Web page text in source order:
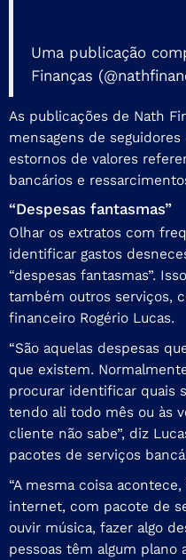
Uma publicação
Finanças
As publicações de Nath
mensagens de
estornos de valores
bancários e
“Despesas fantasmas”
Olhar os extratos com
identificar gastos
“despesas fantasmas”.
também outros serviços,
financeiro Rogério Lucas.
“São aquelas despesas
que existem.
procurar identificar quais
tendo ali todo mês ou às
cliente não sabe”, diz
pacotes de serviços
“A mesma coisa
internet, com pacote de
ouvir música, fazer algo
pessoas têm algum plano